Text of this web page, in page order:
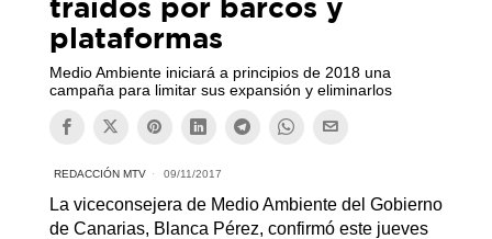
plataformas
Medio Ambiente iniciará a principios de 2018 una
campaña para limitar sus expansión y eliminarlos
REDACCIÓN MTV 09/11/2017
La viceconsejera de Medio Ambiente del Gobierno
de Canarias, Blanca Pérez, confirmó este jueves